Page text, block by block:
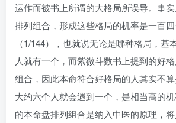
运作而被书上所谓的大格局所误导。事
排列组合，形成这些格局的机率是一百
（1/144），也就说无论是哪种格局，基
人就有一个，而紫微斗数书上提到的好
组合，因此本命符合好格局的人其实不
大约六个人就会遇到一个，是相当高的
的本命盘排列组合是纳入中医的原理，